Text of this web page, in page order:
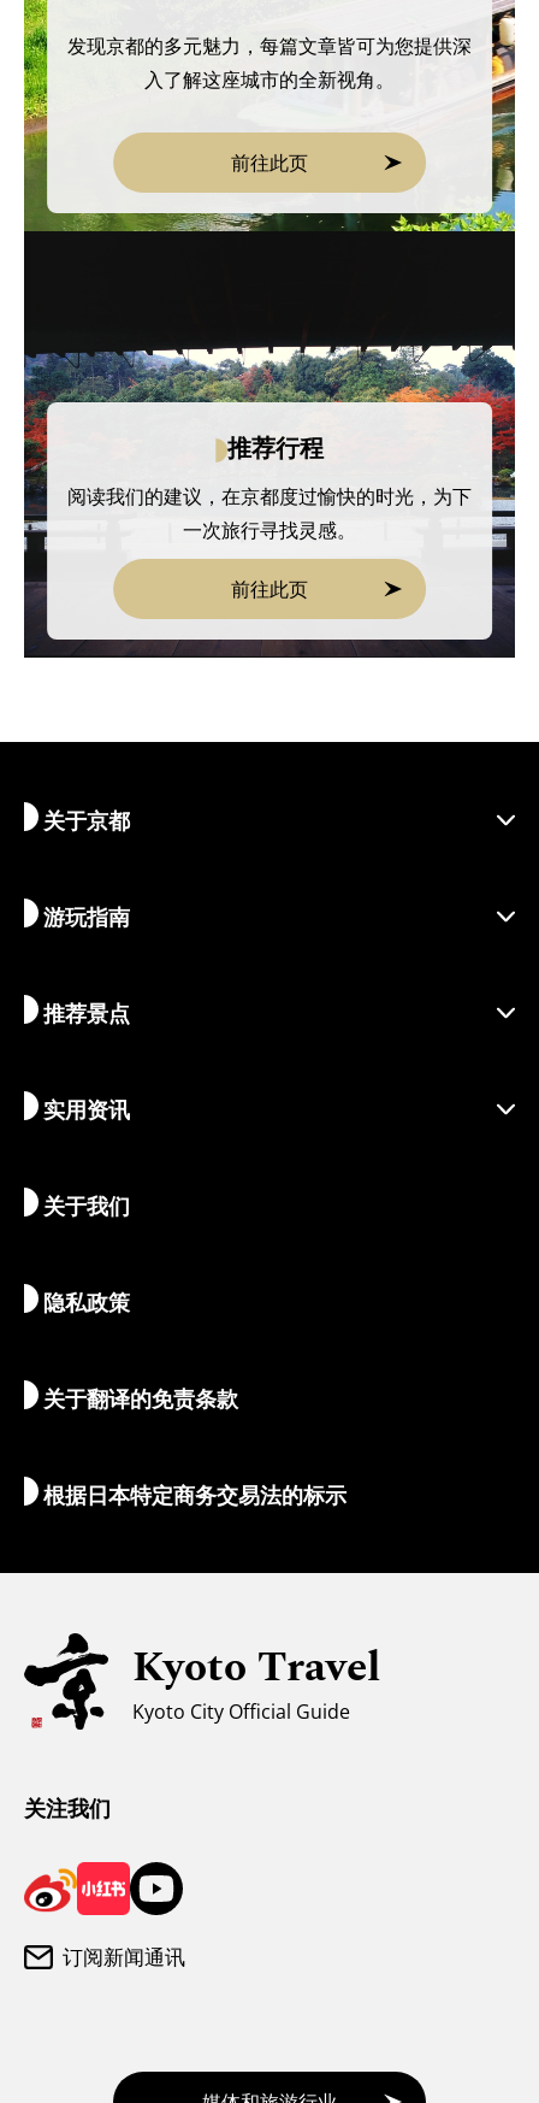
发现京都的多元魅力，每篇文章皆可为您提供深
入了解这座城市的全新视角。
前往此页
推荐行程
阅读我们的建议，在京都度过愉快的时光，为下
一次旅行寻找灵感。
前往此页
关于京都
探寻京都
季节资讯
可持续旅游
游玩指南
旅行灵感
体验活动
艺术与文化
清晨与夜间观光
住宿推荐
推荐景点
目的地
推荐行程
实用资讯
畅游京都
地图和工具
翻译导游
外币兑换/税金
无障碍旅游
穆斯林友好环境
气候和服装
关于我们
隐私政策
关于翻译的免责条款
根据日本特定商务交易法的标示
Kyoto Travel
Kyoto City Official Guide
关注我们
订阅新闻通讯